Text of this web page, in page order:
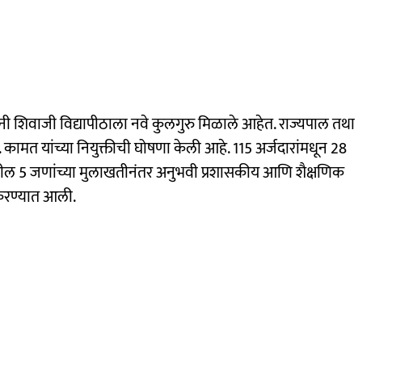
शिवाजी विद्यापीठाला नवे कुलगुरु मिळाले आहेत. राज्यपाल तथा
यांच्या नियुक्तीची घोषणा केली आहे. 115 अर्जदारांमधून 28
5 जणांच्या मुलाखतीनंतर अनुभवी प्रशासकीय आणि शैक्षणिक
आली.